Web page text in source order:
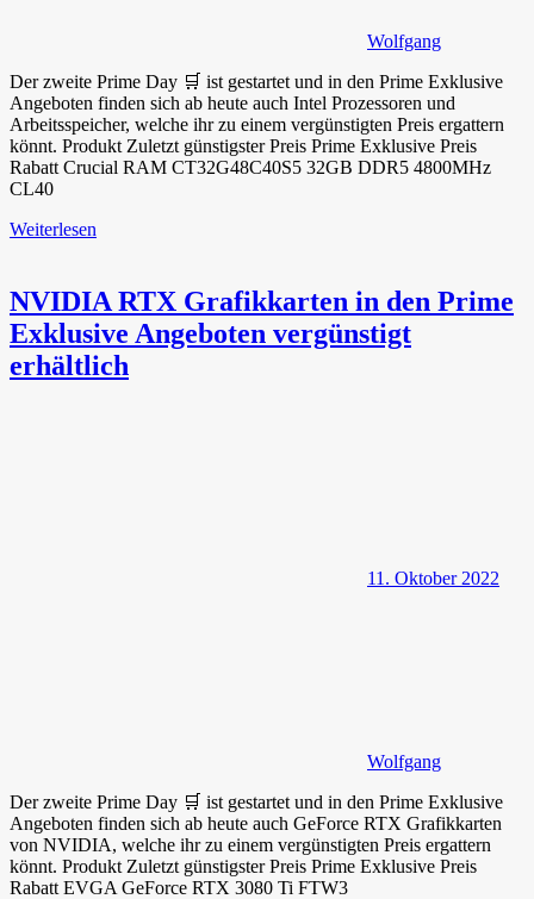
Wolfgang
Der zweite Prime Day 🛒 ist gestartet und in den Prime Exklusive
Angeboten finden sich ab heute auch Intel Prozessoren und
Arbeitsspeicher, welche ihr zu einem vergünstigten Preis ergattern
könnt. Produkt Zuletzt günstigster Preis Prime Exklusive Preis
Rabatt Crucial RAM CT32G48C40S5 32GB DDR5 4800MHz
CL40
Weiterlesen
NVIDIA RTX Grafikkarten in den Prime
Exklusive Angeboten vergünstigt
erhältlich
11. Oktober 2022
Wolfgang
Der zweite Prime Day 🛒 ist gestartet und in den Prime Exklusive
Angeboten finden sich ab heute auch GeForce RTX Grafikkarten
von NVIDIA, welche ihr zu einem vergünstigten Preis ergattern
könnt. Produkt Zuletzt günstigster Preis Prime Exklusive Preis
Rabatt EVGA GeForce RTX 3080 Ti FTW3